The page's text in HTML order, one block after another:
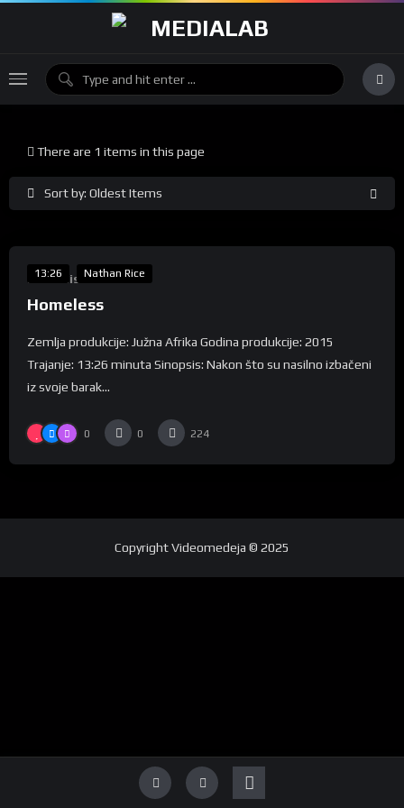
Sort by: Oldest Items
There are 1 items in this page
13:26 Nathan Rice
0
Lunartis
Homeless
Zemlja produkcije: Južna Afrika Godina produkcije: 2015
Trajanje: 13:26 minuta Sinopsis: Nakon što su nasilno izbačeni
iz svoje barak...
0 0 224
CopyrightVideomedeja © 2025